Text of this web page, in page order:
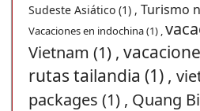
Sudeste Asiático (1) , Turismo
Vacaciones en indochina (1) ,
Vietnam (1) ,
rutas tailandia (1) ,
packages (1) , Quang